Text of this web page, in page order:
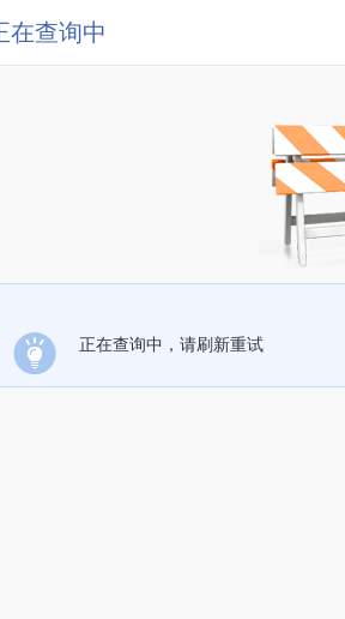
在查询中
正在查询中，请刷新重试